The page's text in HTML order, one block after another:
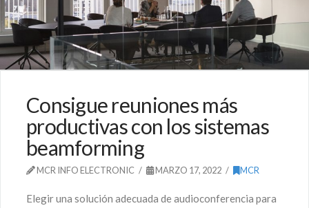
Consigue reuniones más
productivas con los sistemas
beamforming
MCR INFO ELECTRONIC MARZO 17, 2022 MCR
Elegir una solución adecuada de audioconferencia para